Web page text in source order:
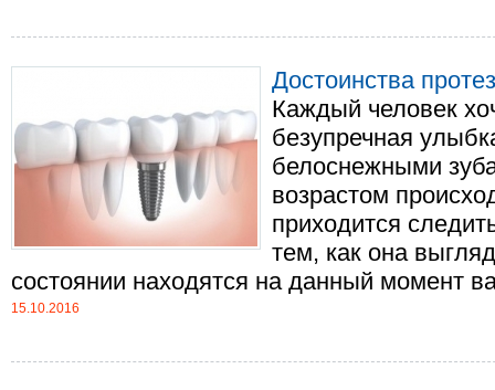
Достоинства
Каждый человек
безупречная
белоснежными
возрастом
приходится
тем, как она
состоянии находятся на данный момент
15.10.2016